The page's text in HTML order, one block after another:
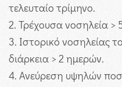
τελευταίο τρίμηνο.
2. Τρέχουσα νοσηλεία >
3. Ιστορικό νοσηλείας
διάρκεια > 2 ημερών.
4. Ανεύρεση υψηλών